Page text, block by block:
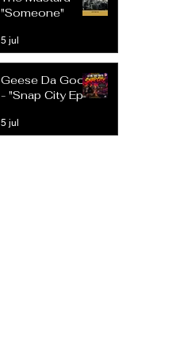
Expectativas
Modernas
"Someone"
5 jul
Geese Da Goon
- "Snap City Ep"
5 jul